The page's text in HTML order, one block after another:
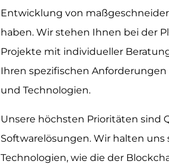
Entwicklung von
haben. Wir stehen Ihnen bei der
Projekte mit individueller
Ihren spezifischen
und Technologien.
Unsere höchsten Prioritäten sind
Softwarelösungen. Wir halten
Technologien, wie die der